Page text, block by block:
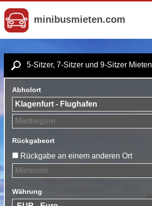
minibusmieten.com
5-Sitzer, 7-Sitzer und 9-Sitzer Mieten
Abholort
Rückgabeort
Rückgabe an einem anderen Ort
Währung